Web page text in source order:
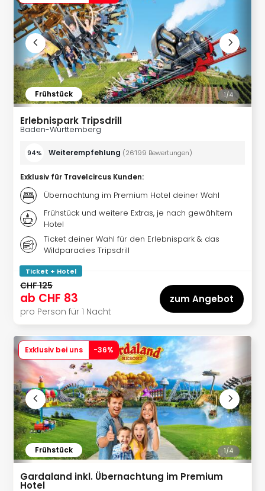
See
am
am
mit
Frühstück 1/4
Erlebnispark Tripsdrill
Baden-Württemberg
94% Weiterempfehlung (26’199 Bewertungen)
Exklusiv für Travelcircus Kunden:
Übernachtung im Premium Hotel deiner Wahl
Frühstück und weitere Extras, je nach gewähltem
Hotel
Ticket deiner Wahl für den Erlebnispark & das
Wildparadies Tripsdrill
Ticket + Hotel
CHF 125
ab CHF 83
pro Person für 1 Nacht
zum Angebot
Frühstück
Exklusiv bei uns -36%
1/4
Gardaland inkl. Übernachtung im Premium
Hotel